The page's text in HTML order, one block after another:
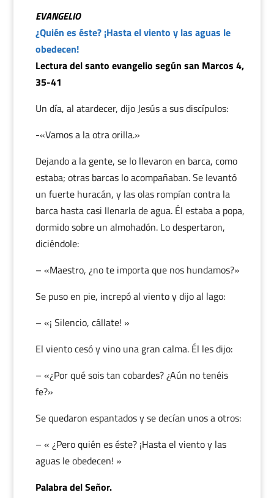
EVANGELIO
¿Quién es éste? ¡Hasta el viento y las aguas le
obedecen!
Lectura del santo evangelio según san Marcos 4,
35-41
Un día, al atardecer, dijo Jesús a sus discípulos:
-«Vamos a la otra orilla.»
Dejando a la gente, se lo llevaron en barca, como
estaba; otras barcas lo acompañaban. Se levantó
un fuerte huracán, y las olas rompían contra la
barca hasta casi llenarla de agua. Él estaba a popa,
dormido sobre un almohadón. Lo despertaron,
diciéndole:
– «Maestro, ¿no te importa que nos hundamos?»
Se puso en pie, increpó al viento y dijo al lago:
– «¡ Silencio, cállate! »
El viento cesó y vino una gran calma. Él les dijo:
– «¿Por qué sois tan cobardes? ¿Aún no tenéis
fe?»
Se quedaron espantados y se decían unos a otros:
– « ¿Pero quién es éste? ¡Hasta el viento y las
aguas le obedecen! »
Palabra del Señor.